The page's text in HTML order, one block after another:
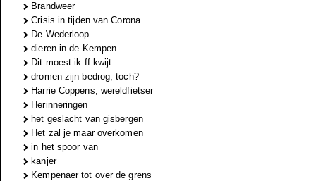
Brandweer
Crisis in tijden van Corona
De Wederloop
dieren in de Kempen
Dit moest ik ff kwijt
dromen zijn bedrog, toch?
Harrie Coppens, wereldfietser
Herinneringen
het geslacht van gisbergen
Het zal je maar overkomen
in het spoor van
kanjer
Kempenaer tot over de grens